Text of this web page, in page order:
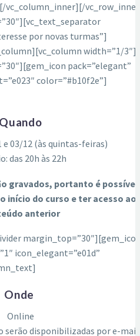
vc_column_inner][/
por novas turmas”]
width=”1/3″]
pack=”elegant”
color=”#b10f2e”]
Quando
e 03/12 (às quintas-feiras)
das 20h às 22h
gravados, portanto é possível
início do curso e ter acesso ao
anterior
icon_elegant=”e01d”
Onde
Online
serão disponibilizadas por e-mail.